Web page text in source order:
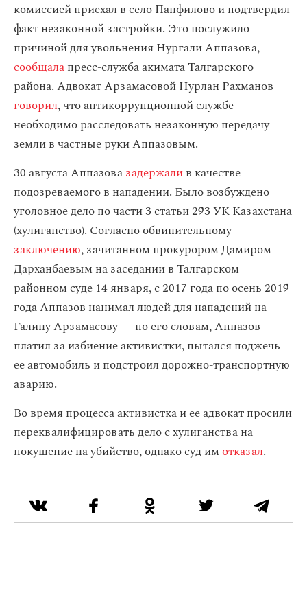
комиссией приехал в село Панфилово и подтвердил
факт незаконной застройки. Это послужило
причиной для увольнения Нургали Аппазова,
сообщалапресс-служба акимата Талгарского
района. Адвокат Арзамасовой Нурлан Рахманов
говорил, что антикоррупционной службе
необходимо расследовать незаконную передачу
земли в частные руки Аппазовым.
30 августа Аппазовазадержалив качестве
подозреваемого в нападении. Было возбуждено
уголовное дело по части 3 статьи 293 УК Казахстана
(хулиганство). Согласно обвинительному
заключению, зачитанном прокурором Дамиром
Дарханбаевым на заседании в Талгарском
районном суде 14 января, с 2017 года по осень 2019
года Аппазов нанимал людей для нападений на
Галину Арзамасову — по его словам, Аппазов
платил за избиение активистки, пытался поджечь
ее автомобиль и подстроил дорожно-транспортную
аварию.
Во время процесса активистка и ее адвокат просили
переквалифицировать дело с хулиганства на
покушение на убийство, однако суд им отказал.